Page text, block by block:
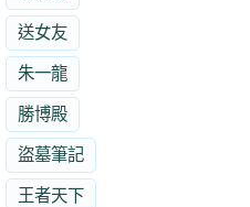
送女友
朱一龍
勝博殿
盜墓筆記
王者天下